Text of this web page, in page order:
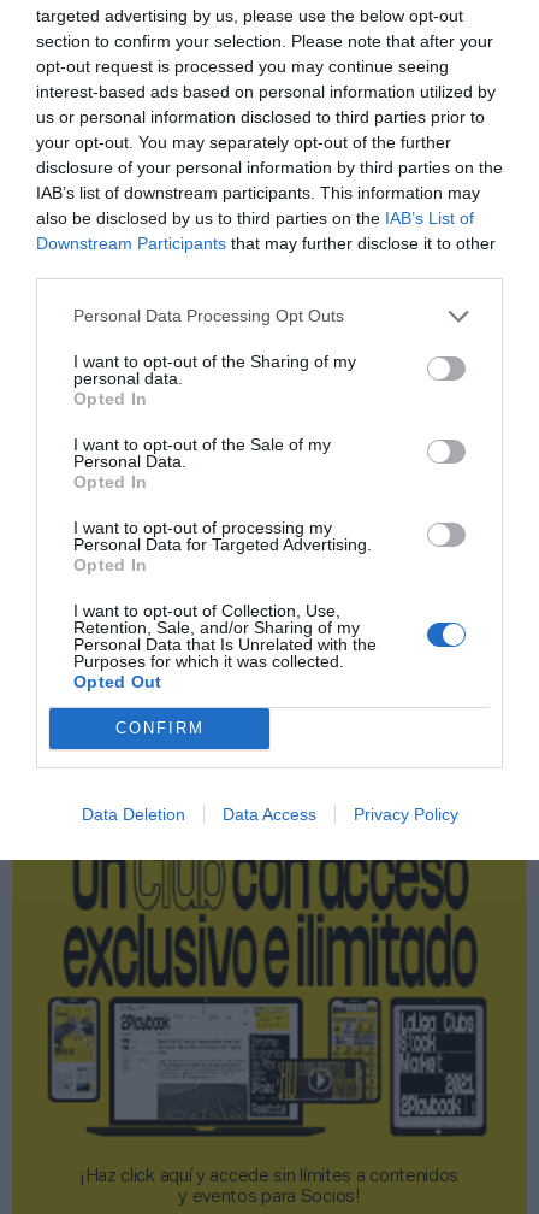
targeted advertising by us, please use the below opt-out
section to confirm your selection. Please note that after your
opt-out request is processed you may continue seeing
interest-based ads based on personal information utilized by
us or personal information disclosed to third parties prior to
your opt-out. You may separately opt-out of the further
disclosure of your personal information by third parties on the
IAB’s list of downstream participants. This information may
also be disclosed by us to third parties on the IAB’s List of
Downstream Participants that may further disclose it to other
Personal Data Processing Opt Outs
I want to opt-out of the Sharing of my
personal data.
Opted In
I want to opt-out of the Sale of my
Personal Data.
Opted In
I want to opt-out of processing my
Personal Data for Targeted Advertising.
Opted In
I want to opt-out of Collection, Use,
Retention, Sale, and/or Sharing of my
Personal Data that Is Unrelated with the
Purposes for which it was collected.
Opted Out
CONFIRM
Data Deletion Data Access Privacy Policy
Índex2P
Mediapro
por Mediapro con casi todo el fútbol francés, señaló
que la respuesta ha sido “tibia” en un momento de
restricción del consumo. Su objetivo continúa siendo
el de lograr 3,5 millones de abonados, para lo que
incluso se han aliado con Netflix para lanzar un
paquete conjunto. De hecho,
a través de aquí se están
generando el 25% de las nuevas altas.
Añadir 2Playbookcomo fuente preferida de Google
de forma gratuita
Mantente informado con las últimas noticias de actualidad.
ACTIVAR AHORA
Compartir
¡Haz click aquí y accede sin límites a contenidos
y eventos para Socios!​​​​​​​